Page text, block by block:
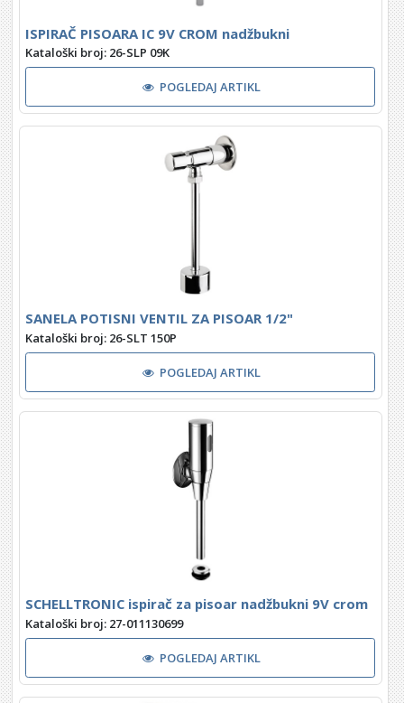
ISPIRAČ PISOARA IC 9V CROM nadžbukni
Kataloški broj: 26-SLP 09K
POGLEDAJ ARTIKL
SANELA POTISNI VENTIL ZA PISOAR 1/2"
Kataloški broj: 26-SLT 150P
POGLEDAJ ARTIKL
SCHELLTRONIC ispirač za pisoar nadžbukni 9V crom
Kataloški broj: 27-011130699
POGLEDAJ ARTIKL